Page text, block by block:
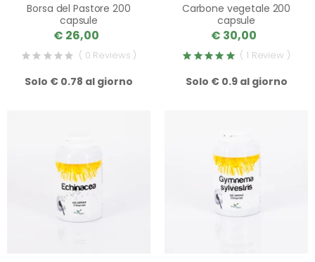
Borsa del Pastore 200
capsule
€ 26,00
( 0 Reviews )
Solo € 0.78 al giorno
Carbone vegetale 200
capsule
€ 30,00
( 1 Review )
Solo € 0.9 al giorno